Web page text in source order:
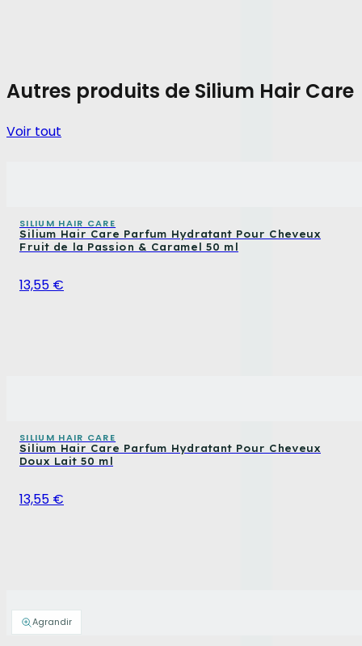
Agrandir
Autres produits de Silium Hair Care
Voir tout
SILIUM HAIR CARE
Silium Hair Care Parfum Hydratant Pour Cheveux
Fruit de la Passion & Caramel 50 ml
13,55 €
SILIUM HAIR CARE
Silium Hair Care Parfum Hydratant Pour Cheveux
Doux Lait 50 ml
13,55 €